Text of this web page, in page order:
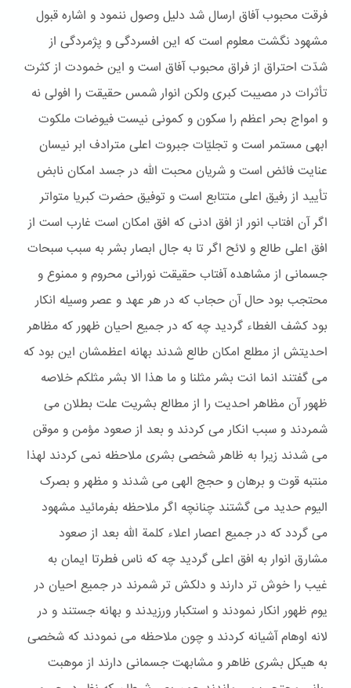
فرقت محبوب آفاق ارسال شد دلیل وصول ننمود و اشاره قبول
مشهود نگشت معلوم است که این افسردگی و پژمردگی از
شدّت احتراق از فراق محبوب آفاق است و این خمودت از کثرت
تأثرات در مصیبت کبری ولکن انوار شمس حقیقت را افولی نه
و امواج بحر اعظم را سکون و کمونی نیست فیوضات ملکوت
ابهی مستمر است و تجلیّات جبروت اعلی مترادف ابر نیسان
عنایت فائض است و شریان محبت الله در جسد امکان نابض
تأیید از رفیق اعلی متتابع است و توفیق حضرت کبریا متواتر
اگر آن افتاب انور از افق ادنی که افق امکان است غارب است از
افق اعلی طالع و لائح اگر تا به جال ابصار بشر به سبب سبحات
جسمانی از مشاهده آفتاب حقیقت نورانی محروم و ممنوع و
محتجب بود حال آن حجاب که در هر عهد و عصر وسیله انکار
بود کشف الغطاء گردید چه که در جمیع احیان ظهور که مظاهر
احدیتش از مطلع امکان طالع شدند بهانه اعظمشان این بود که
می گفتند انما انت بشر مثلنا و ما هذا الا بشر مثلکم خلاصه
ظهور آن مظاهر احدیت را از مطالع بشریت علت بطلان می
شمردند و سبب انکار می کردند و بعد از صعود مؤمن و موقن
می شدند زیرا به ظاهر شخصی بشری ملاحظه نمی کردند لهذا
منتبه قوت و برهان و حجج الهی می شدند و مظهر و بصرک
الیوم حدید می گشتند چنانچه اگر ملاحظه بفرمائید مشهود
می گردد که در جمیع اعصار اعلاء کلمة الله بعد از صعود
مشارق انوار به افق اعلی گردید چه که ناس فطرتا ایمان به
غیب را خوش تر دارند و دلکش تر شمرند در جمیع احیان در
یوم ظهور انکار نمودند و استکبار ورزیدند و بهانه جستند و در
لانه اوهام آشیانه کردند و چون ملاحظه می نمودند که شخصی
به هیکل بشری ظاهر و مشابهت جسمانی دارند از موهبت